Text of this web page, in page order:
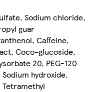
Sodium chloride,
guar
Caffeine,
Coco-glucoside,
20, PEG-120
hydroxide,